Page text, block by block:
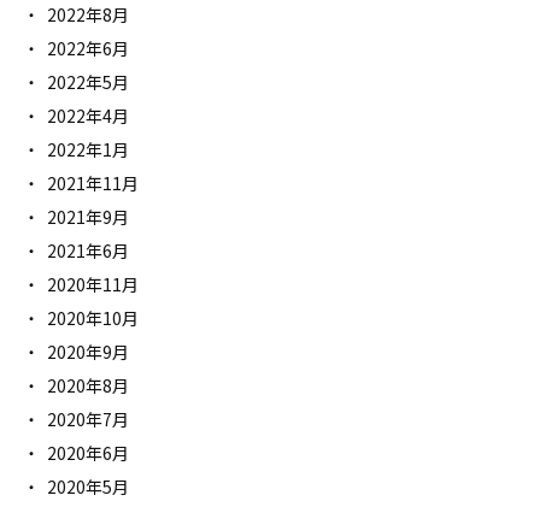
2022年8月
2022年6月
2022年5月
2022年4月
2022年1月
2021年11月
2021年9月
2021年6月
2020年11月
2020年10月
2020年9月
2020年8月
2020年7月
2020年6月
2020年5月